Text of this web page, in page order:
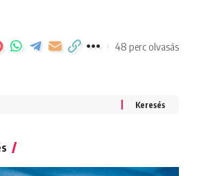
48 perc olvasás